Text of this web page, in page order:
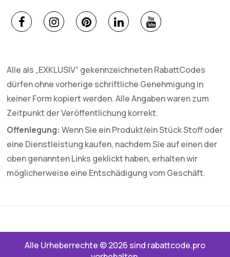
Alle als „EXKLUSIV“ gekennzeichneten RabattCodes
dürfen ohne vorherige schriftliche Genehmigung in
keiner Form kopiert werden. Alle Angaben waren zum
Zeitpunkt der Veröffentlichung korrekt.
Offenlegung: Wenn Sie ein Produkt/ein Stück Stoff oder
eine Dienstleistung kaufen, nachdem Sie auf einen der
oben genannten Links geklickt haben, erhalten wir
möglicherweise eine Entschädigung vom Geschäft.
Alle Urheberrechte © 2026 sind rabattcode.pro